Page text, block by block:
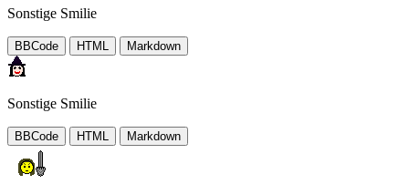
Sonstige Smilie
BBCode HTML Markdown
Sonstige Smilie
BBCode HTML Markdown